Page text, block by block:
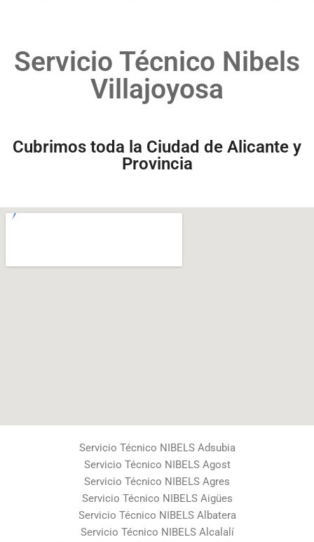
Servicio Técnico Nibels
Villajoyosa
Cubrimos toda la Ciudad de Alicante y
Provincia
Servicio Técnico NIBELS Adsubia
Servicio Técnico NIBELS Agost
Servicio Técnico NIBELS Agres
Servicio Técnico NIBELS Aigües
Servicio Técnico NIBELS Albatera
Servicio Técnico NIBELS Alcalalí